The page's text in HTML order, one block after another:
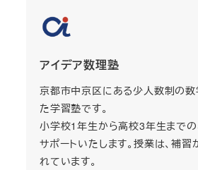
アイデア数理塾
京都市中京区にある少人数制の数
た学習塾です。
小学校1年生から高校3年生まで
サポートいたします。授業は、補習
れています。